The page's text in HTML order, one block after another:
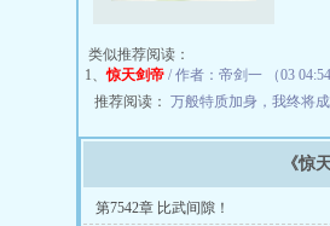
类似推荐阅读：
1、惊天剑帝 / 作者：帝剑一 （03 04:54
推荐阅读： 万般特质加身，我终将
《惊
第7542章 比武间隙！